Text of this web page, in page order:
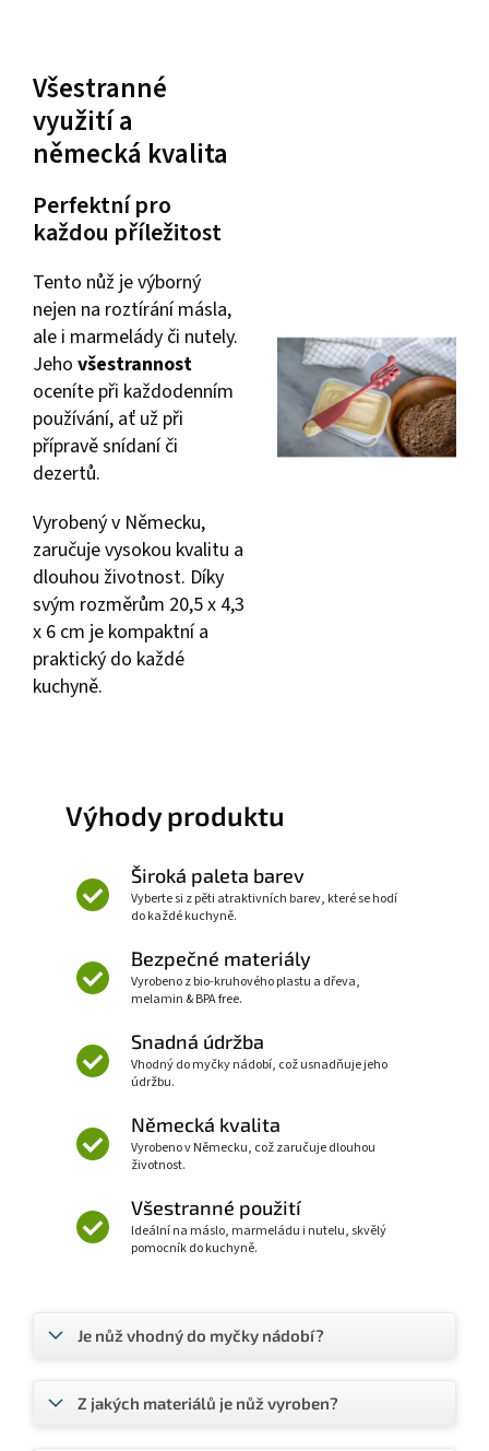
Všestranné
využití a
německá kvalita
Perfektní pro
každou příležitost
Tento nůž je výborný
nejen na roztírání másla,
ale i marmelády či nutely.
Jeho všestrannost
oceníte při každodenním
používání, ať už při
přípravě snídaní či
dezertů.
Vyrobený v Německu,
zaručuje vysokou kvalitu a
dlouhou životnost. Díky
svým rozměrům 20,5 x 4,3
x 6 cm je kompaktní a
praktický do každé
kuchyně.
Výhody produktu
Široká paleta barev
Vyberte si z pěti atraktivních barev, které se hodí
do každé kuchyně.
Bezpečné materiály
Vyrobeno z bio-kruhového plastu a dřeva,
melamin & BPA free.
Snadná údržba
Vhodný do myčky nádobí, což usnadňuje jeho
údržbu.
Německá kvalita
Vyrobeno v Německu, což zaručuje dlouhou
životnost.
Všestranné použití
Ideální na máslo, marmeládu i nutelu, skvělý
pomocník do kuchyně.
Je nůž vhodný do myčky nádobí?
Z jakých materiálů je nůž vyroben?